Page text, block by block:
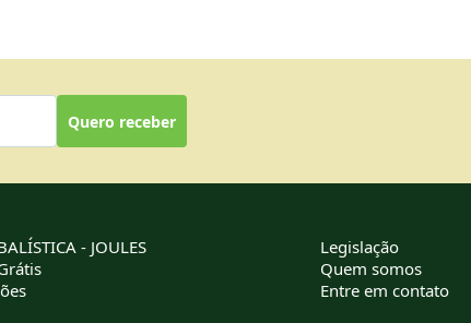
Quero receber
- JOULES
Legislação
Quem somos
Entre em contato